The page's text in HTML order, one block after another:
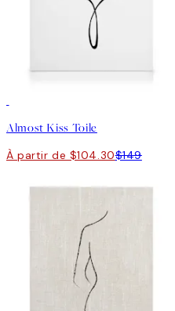
Almost Kiss Toile
À partir de $104.30$149